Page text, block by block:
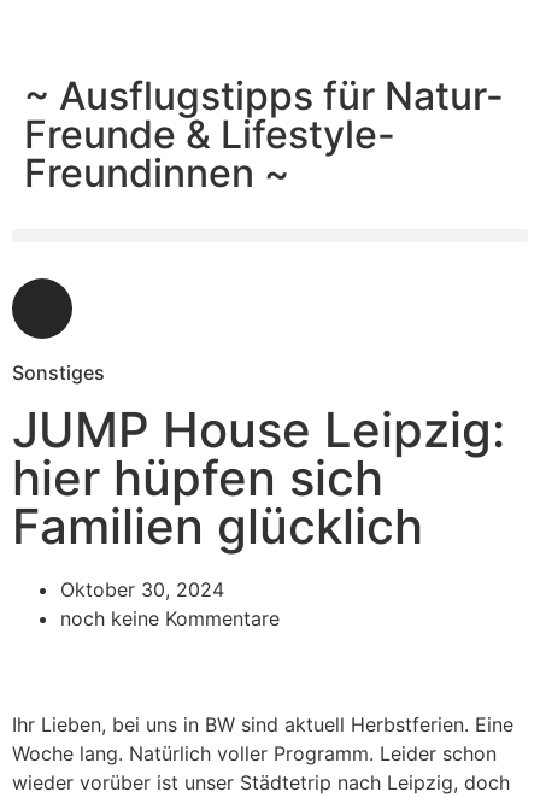
~ Ausflugstipps für Natur-
Freunde & Lifestyle-
Freundinnen ~
Sonstiges
JUMP House Leipzig:
hier hüpfen sich
Familien glücklich
Oktober 30, 2024
noch keine Kommentare
Ihr Lieben, bei uns in BW sind aktuell Herbstferien. Eine
Woche lang. Natürlich voller Programm. Leider schon
wieder vorüber ist unser Städtetrip nach Leipzig, doch